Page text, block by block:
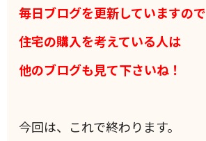
毎日ブログを更新していますので
住宅の購入を考えている人は
他のブログも見て下さいね！
今回は、これで終わります。